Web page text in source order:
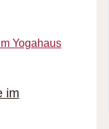
im